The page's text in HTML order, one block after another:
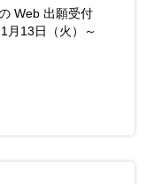
Web 出願受付
月13日（火）～